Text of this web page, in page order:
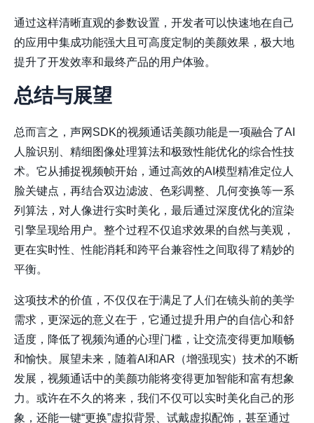
通过这样清晰直观的参数设置，开发者可以快速地在自己
的应用中集成功能强大且可高度定制的美颜效果，极大地
提升了开发效率和最终产品的用户体验。
总结与展望
总而言之，声网SDK的视频通话美颜功能是一项融合了AI
人脸识别、精细图像处理算法和极致性能优化的综合性技
术。它从捕捉视频帧开始，通过高效的AI模型精准定位人
脸关键点，再结合双边滤波、色彩调整、几何变换等一系
列算法，对人像进行实时美化，最后通过深度优化的渲染
引擎呈现给用户。整个过程不仅追求效果的自然与美观，
更在实时性、性能消耗和跨平台兼容性之间取得了精妙的
平衡。
这项技术的价值，不仅仅在于满足了人们在镜头前的美学
需求，更深远的意义在于，它通过提升用户的自信心和舒
适度，降低了视频沟通的心理门槛，让交流变得更加顺畅
和愉快。展望未来，随着AI和AR（增强现实）技术的不断
发展，视频通话中的美颜功能将变得更加智能和富有想象
力。或许在不久的将来，我们不仅可以实时美化自己的形
象，还能一键“更换”虚拟背景、试戴虚拟配饰，甚至通过